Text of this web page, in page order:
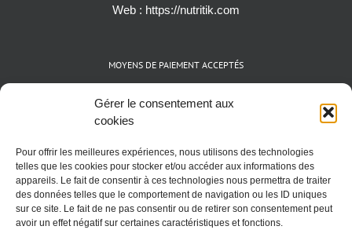
Gérer le consentement aux
cookies
Pour offrir les meilleures expériences, nous utilisons des technologies
telles que les cookies pour stocker et/ou accéder aux informations des
appareils. Le fait de consentir à ces technologies nous permettra de traiter
des données telles que le comportement de navigation ou les ID uniques
sur ce site. Le fait de ne pas consentir ou de retirer son consentement peut
avoir un effet négatif sur certaines caractéristiques et fonctions.
Web : https://nutritik.com
MOYENS DE PAIEMENT ACCEPTÉS
Espèces (EUR)
Cartes bancaires (VISA, Mastercard et AMEX)
Cryptomonnaies (BTC)